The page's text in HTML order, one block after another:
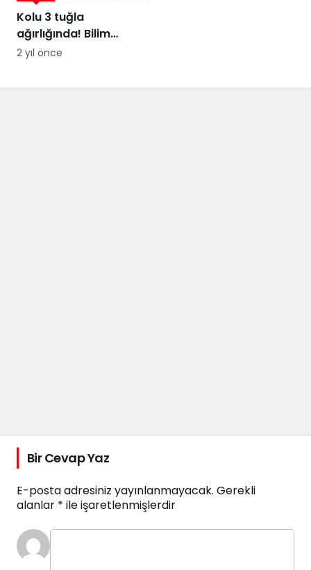
Kolu 3 tuğla
ağırlığında! Bilim
insanları şaşkın
2 yıl önce
Bir Cevap Yaz
E-posta adresiniz yayınlanmayacak. Gerekli
alanlar * ile işaretlenmişlerdir